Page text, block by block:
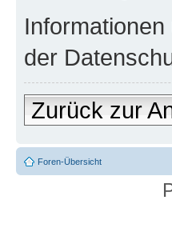
der
Zurück zur
Foren-Übersicht